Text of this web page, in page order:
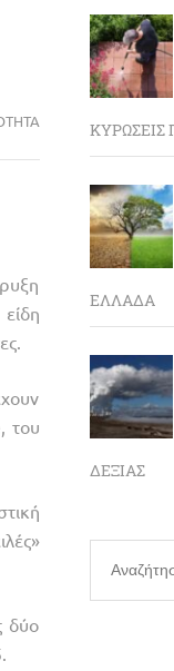
του
δύο
ΚΥΡΏΣΕΙΣ
ΕΛΛΆΔΑ
ΔΕΞΙΆΣ
για: